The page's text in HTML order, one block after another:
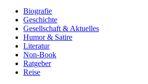
Biografie
Geschichte
Gesellschaft & Aktuelles
Humor & Satire
Literatur
Non-Book
Ratgeber
Reise